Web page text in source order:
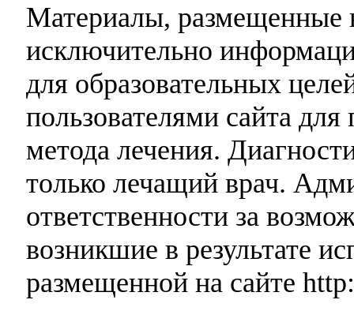
Материалы, размещенные
исключительно
для образовательных
пользователями сайта
метода лечения.
только лечащий врач.
ответственности за
возникшие в результате
размещенной на сайте